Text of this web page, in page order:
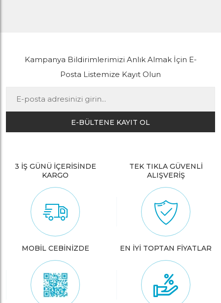
Kampanya Bildirimlerimizi Anlık Almak İçin E-
Posta Listemize Kayıt Olun
E-BÜLTENE KAYIT OL
3 İŞ GÜNÜ İÇERİSİNDE
KARGO
TEK TIKLA GÜVENLİ
ALIŞVERİŞ
MOBİL CEBİNİZDE EN İYİ TOPTAN FİYATLAR